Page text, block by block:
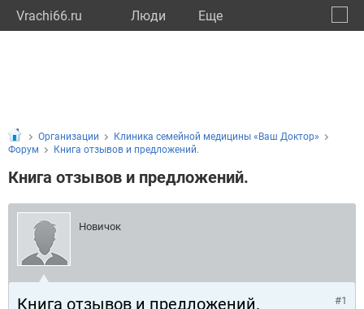
Vrachi66.ru Люди Eще
Организации
Клиника семейной медицины «Ваш Доктор»
Форум
Книга отзывов и предложений.
Книга отзывов и предложений.
Новичок
Книга отзывов и предложений. #1